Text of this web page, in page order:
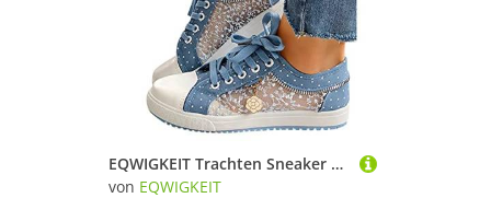
EQWIGKEIT Trachten Sneaker Damen Atmungsaktive Freizeitschuhe Elegante Leichte Trachtenschuhe Lässige Walkingschuhe Bequeme Turnschuhe Flache Sommerschuhe Bestickte HochzeitsschuheGr. 37-40EU
von EQWIGKEIT